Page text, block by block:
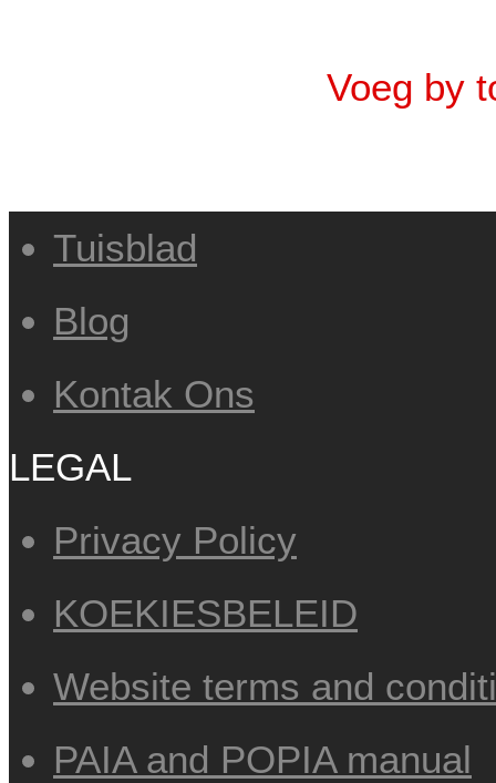
Voeg by
Tuisblad
Blog
Kontak Ons
LEGAL
Privacy Policy
KOEKIESBELEID
Website terms and
PAIA and POPIA manual